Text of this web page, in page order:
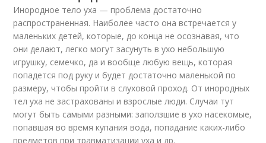
Инородное тело уха — проблема достаточно
распространенная. Наиболее часто она встречается у
маленьких детей, которые, до конца не осознавая, что
они делают, легко могут засунуть в ухо небольшую
игрушку, семечко, да и вообще любую вещь, которая
попадется под руку и будет достаточно маленькой по
размеру, чтобы пройти в слуховой проход. От инородных
тел уха не застрахованы и взрослые люди. Случаи тут
могут быть самыми разными: заползшие в ухо насекомые,
попавшая во время купания вода, попадание каких-либо
предметов при травматизации уха и др.